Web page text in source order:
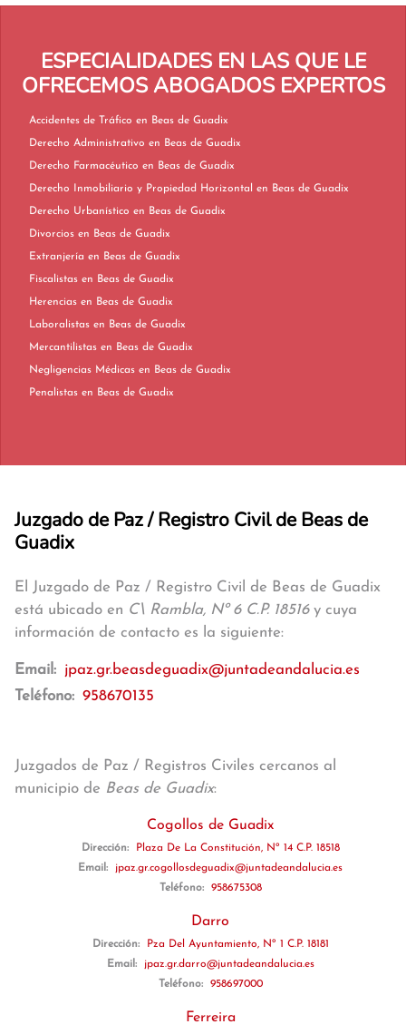
ESPECIALIDADES EN LAS QUE LE
OFRECEMOS ABOGADOS EXPERTOS
Accidentes de Tráfico en Beas de Guadix
Derecho Administrativo en Beas de Guadix
Derecho Farmacéutico en Beas de Guadix
Derecho Inmobiliario y Propiedad Horizontal en Beas de Guadix
Derecho Urbanístico en Beas de Guadix
Divorcios en Beas de Guadix
Extranjería en Beas de Guadix
Fiscalistas en Beas de Guadix
Herencias en Beas de Guadix
Laboralistas en Beas de Guadix
Mercantilistas en Beas de Guadix
Negligencias Médicas en Beas de Guadix
Penalistas en Beas de Guadix
Juzgado de Paz / Registro Civil de Beas de
Guadix
El Juzgado de Paz / Registro Civil de Beas de Guadix
está ubicado en C\ Rambla, Nº 6 C.P. 18516y cuya
información de contacto es la siguiente:
Email: jpaz.gr.beasdeguadix@juntadeandalucia.es
Teléfono: 958670135
Juzgados de Paz / Registros Civiles cercanos al
municipio de Beas de Guadix:
Cogollos de Guadix
Dirección:
Plaza De La Constitución, Nº 14 C.P. 18518
Email:
jpaz.gr.cogollosdeguadix@juntadeandalucia.es
Teléfono:
958675308
Darro
Dirección:
Pza Del Ayuntamiento, Nº 1 C.P. 18181
Email:
jpaz.gr.darro@juntadeandalucia.es
Teléfono:
958697000
Ferreira